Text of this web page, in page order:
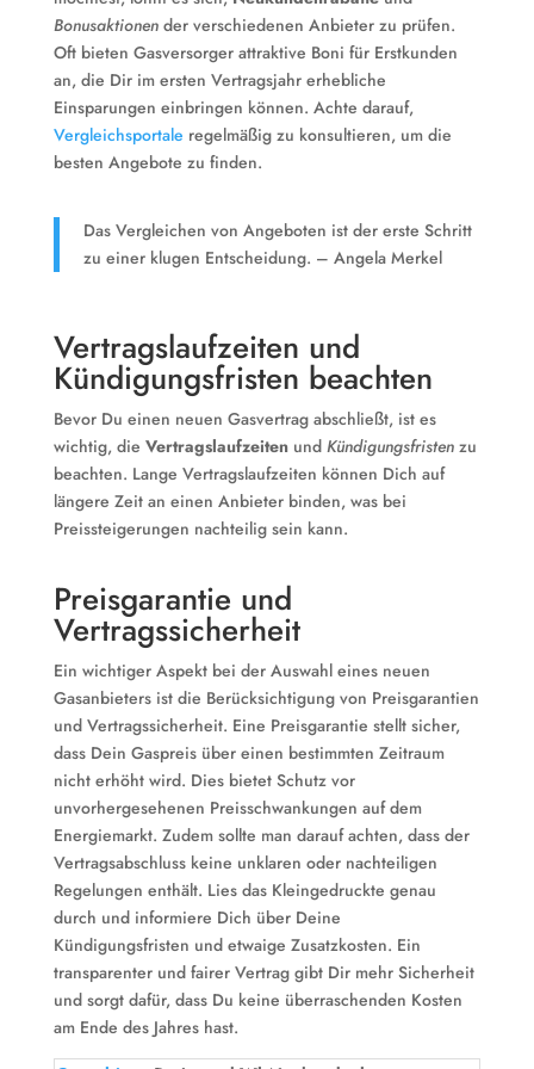
Bonusaktionender verschiedenen Anbieter zu prüfen.
Oft bieten Gasversorger attraktive Boni für Erstkunden
an, die Dir im ersten Vertragsjahr erhebliche
Einsparungen einbringen können. Achte darauf,
Vergleichsportale regelmäßig zu konsultieren, um die
besten Angebote zu finden.
Das Vergleichen von Angeboten ist der erste Schritt
zu einer klugen Entscheidung. – Angela Merkel
Vertragslaufzeiten und
Kündigungsfristen beachten
Bevor Du einen neuen Gasvertrag abschließt, ist es
wichtig, die Vertragslaufzeitenund Kündigungsfristenzu
beachten. Lange Vertragslaufzeiten können Dich auf
längere Zeit an einen Anbieter binden, was bei
Preissteigerungen nachteilig sein kann.
Preisgarantie und
Vertragssicherheit
Ein wichtiger Aspekt bei der Auswahl eines neuen
Gasanbieters ist die Berücksichtigung von Preisgarantien
und Vertragssicherheit. Eine Preisgarantie stellt sicher,
dass Dein Gaspreis über einen bestimmten Zeitraum
nicht erhöht wird. Dies bietet Schutz vor
unvorhergesehenen Preisschwankungen auf dem
Energiemarkt. Zudem sollte man darauf achten, dass der
Vertragsabschluss keine unklaren oder nachteiligen
Regelungen enthält. Lies das Kleingedruckte genau
durch und informiere Dich über Deine
Kündigungsfristen und etwaige Zusatzkosten. Ein
transparenter und fairer Vertrag gibt Dir mehr Sicherheit
und sorgt dafür, dass Du keine überraschenden Kosten
am Ende des Jahres hast.